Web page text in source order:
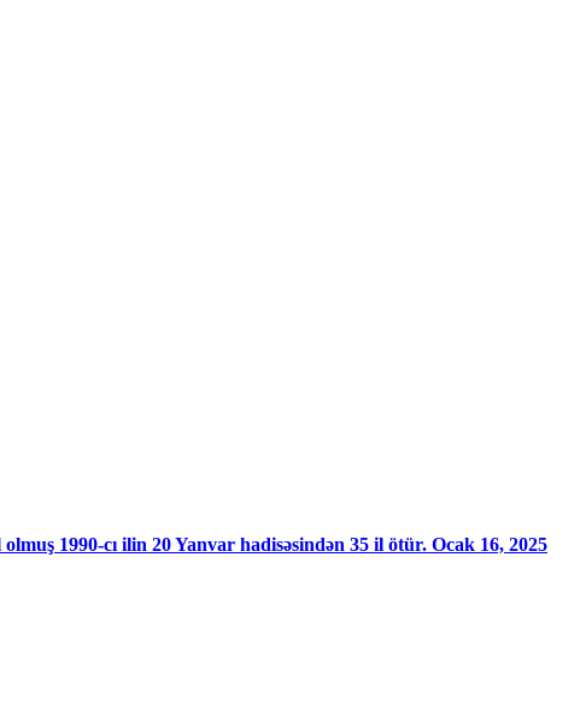
1990-cı ilin 20 Yanvar hadisəsindən 35 il ötür. Ocak 16, 2025